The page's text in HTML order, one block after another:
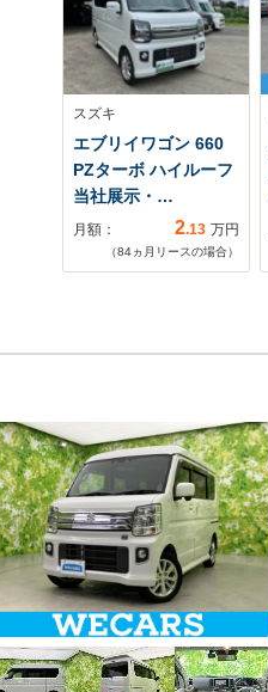
スズキ
エブリイワゴン 660
PZターボ ハイルーフ
当社展示・…
月額： 2.13 万円
（84ヵ月リースの場合）